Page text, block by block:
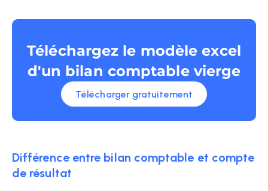
Téléchargez le modèle excel
d'un bilan comptable vierge
Télécharger gratuitement
Différence entre bilan comptable et compte
de résultat